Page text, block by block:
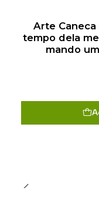
Arte
tempo dela
mando